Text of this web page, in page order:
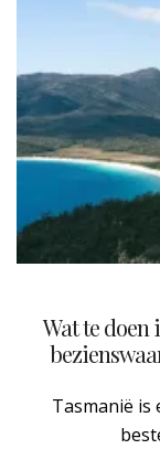
Wat te doen
Tasmanië is